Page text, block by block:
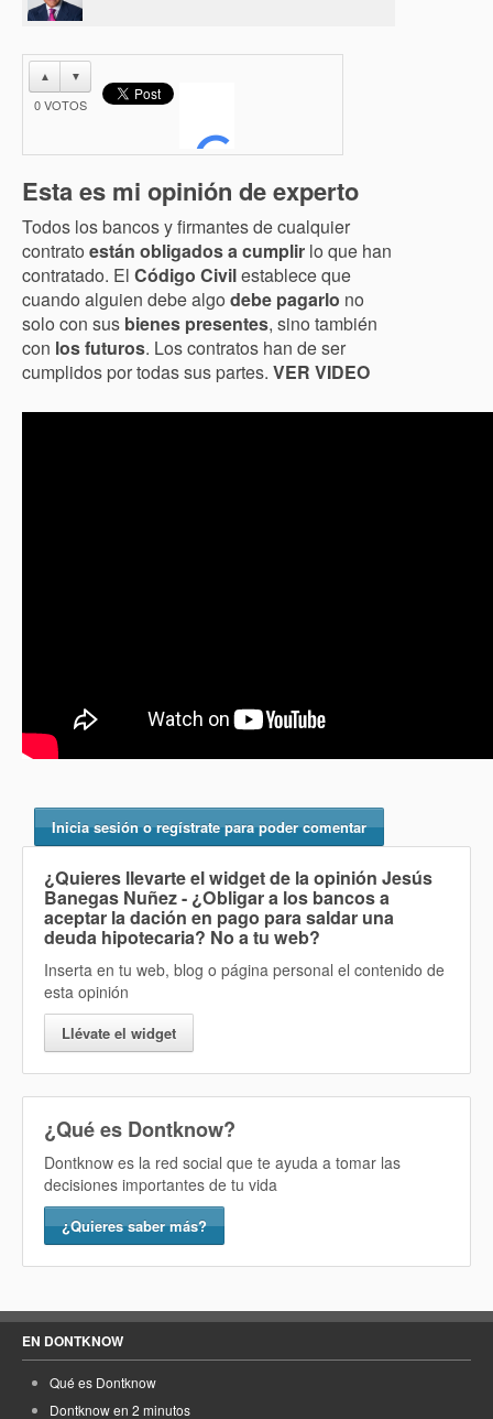
▲ ▼
0VOTOS
Esta es mi opinión de experto
Todos los bancos y firmantes de cualquier
contrato están obligados a cumplir lo que han
contratado. El Código Civilestablece que
cuando alguien debe algo debe pagarlo no
solo con sus bienes presentes, sino también
con los futuros. Los contratos han de ser
cumplidos por todas sus partes. VER VIDEO
Inicia sesión o regístrate para poder comentar
¿Quieres llevarte el widget de la opinión Jesús
Banegas Nuñez - ¿Obligar a los bancos a
aceptar la dación en pago para saldar una
deuda hipotecaria? No a tu web?
Inserta en tu web, blog o página personal el contenido de
esta opinión
Llévate el widget
¿Qué es Dontknow?
Dontknow es la red social que te ayuda a tomar las
decisiones importantes de tu vida
¿Quieres saber más?
EN DONTKNOW
Qué es Dontknow
Dontknow en 2 minutos